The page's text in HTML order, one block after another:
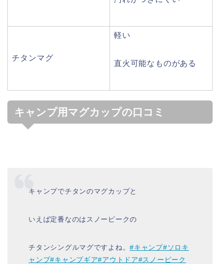
チタンマグ
軽い
直火可能なものがある
キャンプ用マグカップの口コミ
キャンプでチタンのマグカップと
いえば定番なのはスノーピークの
チタンシングルマグですよね。#キャンプ#ソロキ
ャンプ#キャンプギア#アウトドア#スノーピーク